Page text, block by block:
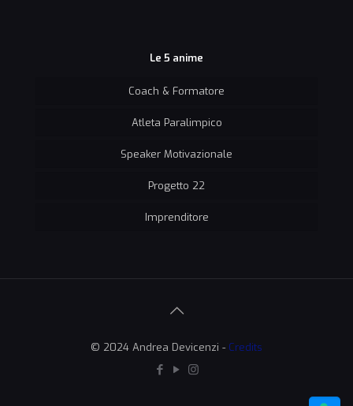
Le 5 anime
Coach & Formatore
Atleta Paralimpico
Speaker Motivazionale
Progetto 22
Imprenditore
© 2024 Andrea Devicenzi - Credits